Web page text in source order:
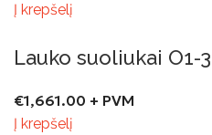
Į krepšelį
Lauko suoliukai O1-3
€1,661.00 + PVM
Į krepšelį